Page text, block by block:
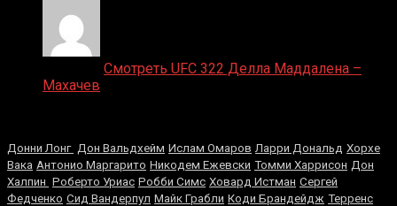
Смотреть UFC 322 Делла Маддалена –
Махачев
Донни Лонг Дон Вальдхейм Ислам Омаров Ларри Дональд Хорхе
Вака Антонио Маргарито Никодем Ежевски Томми Харрисон Дон
Халпин Роберто Уриас Робби Симс Ховард Истман Сергей
Федченко Сид Вандерпул Майк Грабли Коди Брандейдж Терренс